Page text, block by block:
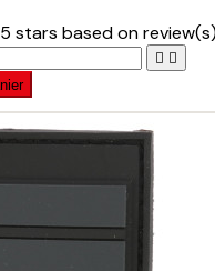
stars based onreview(s)
 